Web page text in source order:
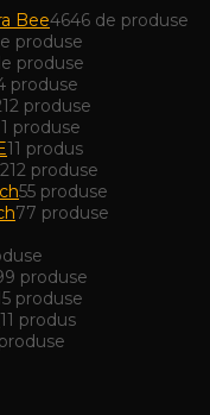
Bee4646 de produse
produse
produse
produse
12 produse
produse
11 produs
12 produse
55 produse
77 produse
9 produse
produse
11 produs